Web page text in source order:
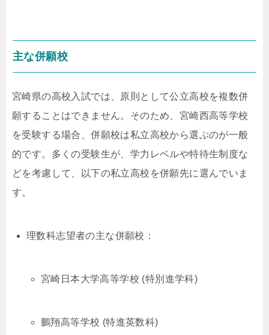
主な併願校
宮崎県の高校入試では、原則として公立高校を複数併
願することはできません。そのため、宮崎西高等学校
を受験する場合、併願校は私立高校から選ぶのが一般
的です。多くの受験生が、学力レベルや特待生制度な
どを考慮して、以下の私立高校を併願先に選んでいま
す。
理数科志望者の主な併願校：
宮崎日本大学高等学校 (特別進学科)
鵬翔高等学校 (特進英数科)